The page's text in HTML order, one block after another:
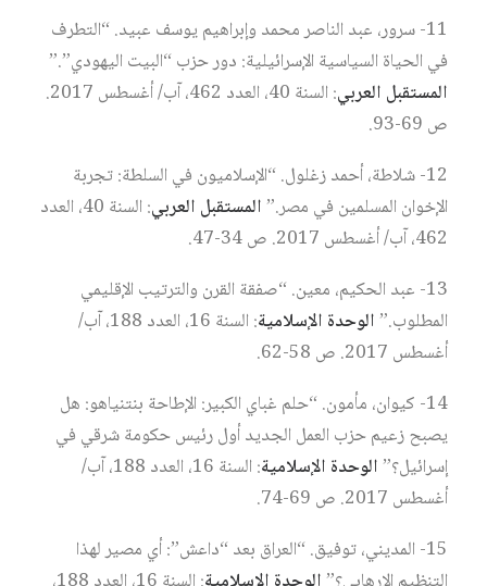
11- سرور، عبد الناصر محمد وإبراهيم يوسف عبيد. “التطرف
في الحياة السياسية الإسرائيلية: دور حزب “البيت اليهودي”.”
المستقبل العربي
: السنة 40، العدد 462، آب/ أغسطس 2017.
ص 69-93.
12- شلاطة، أحمد زغلول. “الإسلاميون في السلطة: تجربة
الإخوان المسلمين في مصر.”المستقبل العربي
: السنة 40، العدد
462، آب/ أغسطس 2017. ص 34-47.
13- عبد الحكيم، معين. “صفقة القرن والترتيب الإقليمي
المطلوب.”الوحدة الإسلامية
: السنة 16، العدد 188، آب/
أغسطس 2017. ص 58-62.
14- كيوان، مأمون. “حلم غباي الكبير: الإطاحة بنتنياهو: هل
يصبح زعيم حزب العمل الجديد أول رئيس حكومة شرقي في
إسرائيل؟”الوحدة الإسلامية
: السنة 16، العدد 188، آب/
أغسطس 2017. ص 69-74.
15- المديني، توفيق. “العراق بعد “داعش”: أي مصير لهذا